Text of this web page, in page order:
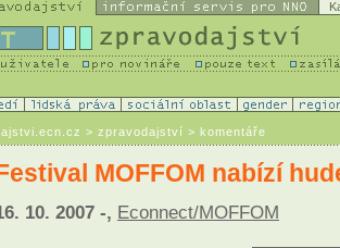
> zpravodajství > komentáře
MOFFOM nabízí
10. 2007 -, Econnect/MOFFOM